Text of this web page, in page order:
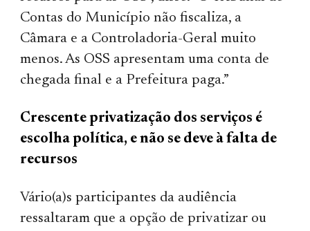
Contas do Município não fiscaliza, a
Câmara e a Controladoria-Geral muito
menos. As OSS apresentam uma conta de
chegada final e a Prefeitura paga.”
Crescente privatização dos serviços é
escolha política, e não se deve à falta de
recursos
Vário(a)s participantes da audiência
ressaltaram que a opção de privatizar ou